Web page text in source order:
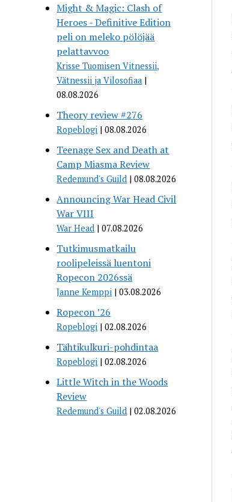
Might & Magic: Clash of
Heroes - Definitive Edition
peli on meleko pölöjää
pelattavvoo
Krisse Tuomisen Vitnessii,
Vätnessii ja Vilosofiaa
08.08.2026
Theory review #276
Ropeblogi 08.08.2026
Teenage Sex and Death at
Camp Miasma Review
Redemund's Guild 08.08.2026
Announcing War Head Civil
War VIII
War Head 07.08.2026
Tutkimusmatkailu
roolipeleissä luentoni
Ropecon 2026ssä
Janne Kemppi 03.08.2026
Ropecon ’26
Ropeblogi 02.08.2026
Tähtikulkuri-pohdintaa
Ropeblogi 02.08.2026
Little Witch in the Woods
Review
Redemund's Guild 02.08.2026